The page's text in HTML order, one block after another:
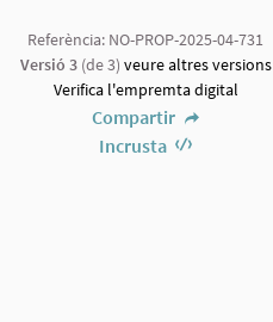
Referència: NO-PROP-2025-04-731
Versió 3(de 3) veure altres versions
Verifica l'empremta digital
Compartir
Incrusta